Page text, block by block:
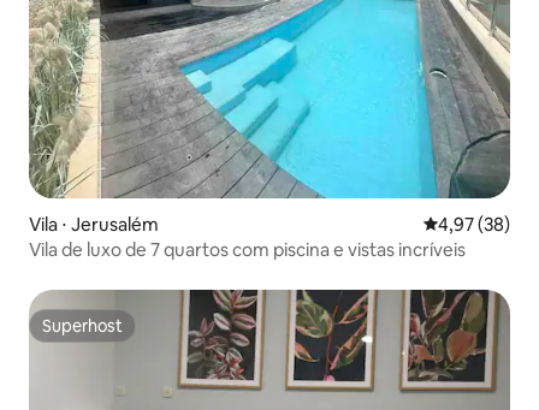
Vila ⋅ Jerusalém 4,97 de uma
4,97 (38)
Vila de luxo de 7 quartos com piscina e vistas incríveis
Superhost
Superhost